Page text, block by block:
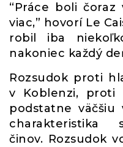
“Práce boli
viac,” hovorí Le
robil iba
nakoniec každý
Rozsudok proti
v Koblenzi, proti
podstatne väčšiu
charakteristika
činov. Rozsudok